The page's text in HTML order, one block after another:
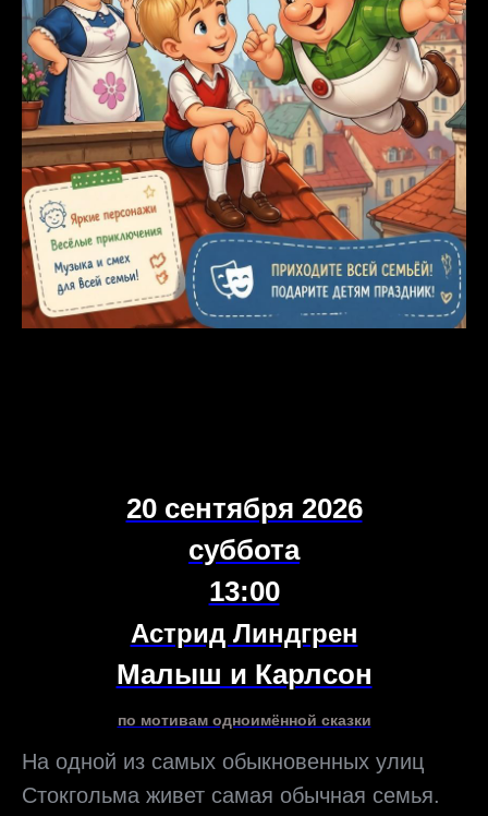
20 сентября 2026
суббота
13:00
Астрид Линдгрен
Малыш и Карлсон
по мотивам одноимённой сказки
На одной из самых обыкновенных улиц
Стокгольма живет самая обычная семья.